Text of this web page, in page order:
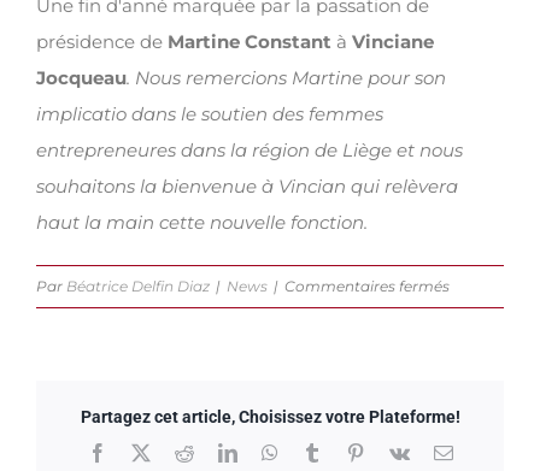
Une fin d'anné marquée par la passation de
présidence de Martine Constant à Vinciane
Jocqueau. Nous remercions Martine pour son
implicatio dans le soutien des femmes
entrepreneures dans la région de Liège et nous
souhaitons la bienvenue à Vincian qui relèvera
haut la main cette nouvelle fonction.
Par Béatrice Delfin Diaz | News | Commentaires ferméssur
Christmas
présidence
Partagez cet article, Choisissez votre Plateforme!
Facebook
X RedditLinkedInWhatsApp
TumblrPinterest
Vk Email